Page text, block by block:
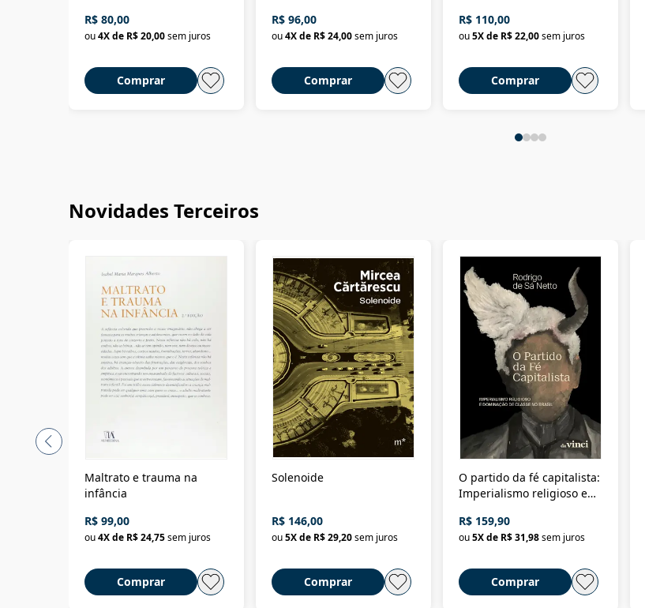
R$ 80,00
ou4X de R$ 20,00sem juros
Comprar
R$ 96,00
ou4X de R$ 24,00sem juros
Comprar
Nova República (1985-
2018)
R$ 110,00
ou5X de R$ 22,00sem juros
Comprar
Novidades Terceiros
Maltrato e trauma na
infância
R$ 99,00
ou4X de R$ 24,75sem juros
Comprar
Solenoide
R$ 146,00
ou5X de R$ 29,20sem juros
Comprar
O partido da fé capitalista:
Imperialismo religioso e
Brasil
R$ 159,90
ou5X de R$ 31,98sem juros
Comprar